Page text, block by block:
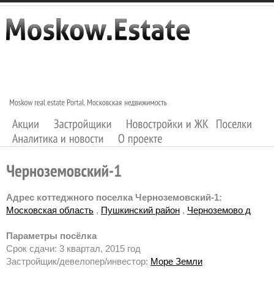
Адрес коттеджного поселка Черноземовский-1:
Московская область , Пушкинский район , Черноземово д
Параметры посёлка
Срок сдачи: 3 квартал, 2015 год
Застройщик/девелопер/инвестор: Море Земли